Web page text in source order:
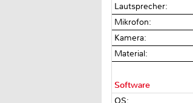
Lautsprecher:
Mikrofon:
Kamera:
Material:
Software
OS: